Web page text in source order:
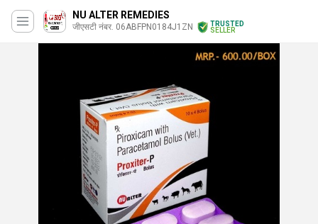
NU ALTER REMEDIES
जीएसटी नंबर. 06ABFPN0184J1ZN
TRUSTED
SELLER